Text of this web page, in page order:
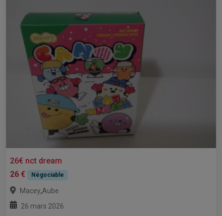
26€ nct dream
26 €
Négociable
Macey,Aube
26 mars 2026